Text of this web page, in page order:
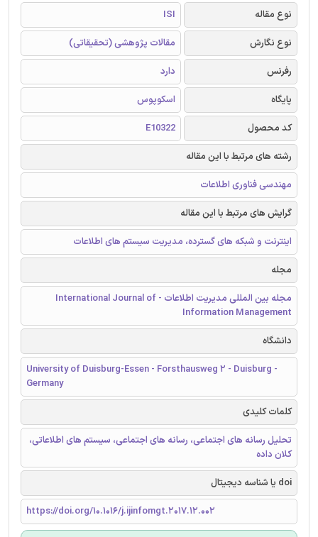
نوع مقاله
ISI
نوع نگارش
مقالات پژوهشی (تحقیقاتی)
رفرنس
دارد
پایگاه
اسکوپوس
کد محصول
E10322
رشته های مرتبط با این مقاله
مهندسی فناوری اطلاعات
گرایش های مرتبط با این مقاله
اینترنت و شبکه های گسترده، مدیریت سیستم های اطلاعات
مجله
مجله بین المللی مدیریت اطلاعات - International Journal of
Information Management
دانشگاه
University of Duisburg-Essen - Forsthausweg 2 - Duisburg -
Germany
کلمات کلیدی
تحلیل رسانه های اجتماعی، رسانه های اجتماعی، سیستم های اطلاعاتی،
کلان داده
doi یا شناسه دیجیتال
https://doi.org/10.1016/j.ijinfomgt.2017.12.002